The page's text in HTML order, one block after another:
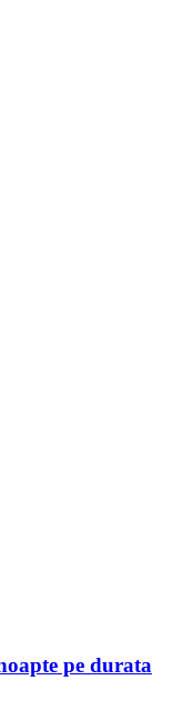
pe durata